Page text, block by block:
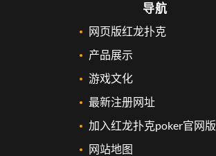
导航
网页版红龙扑克
产品展示
游戏文化
最新注册网址
加入红龙扑克poker官网版
网站地图